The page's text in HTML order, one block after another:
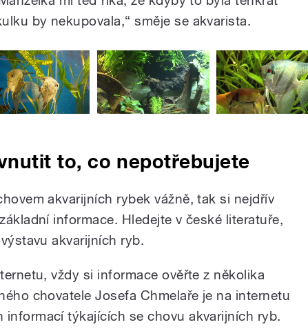
by nekupovala,“ směje se akvarista.
to, co nepotřebujete
akvarijních rybek vážně, tak si nejdřív
informace. Hledejte v české literatuře,
akvarijních ryb.
vždy si informace ověřte z několika
chovatele Josefa Chmelaře je na internetu
informací týkajících se chovu akvarijních ryb.